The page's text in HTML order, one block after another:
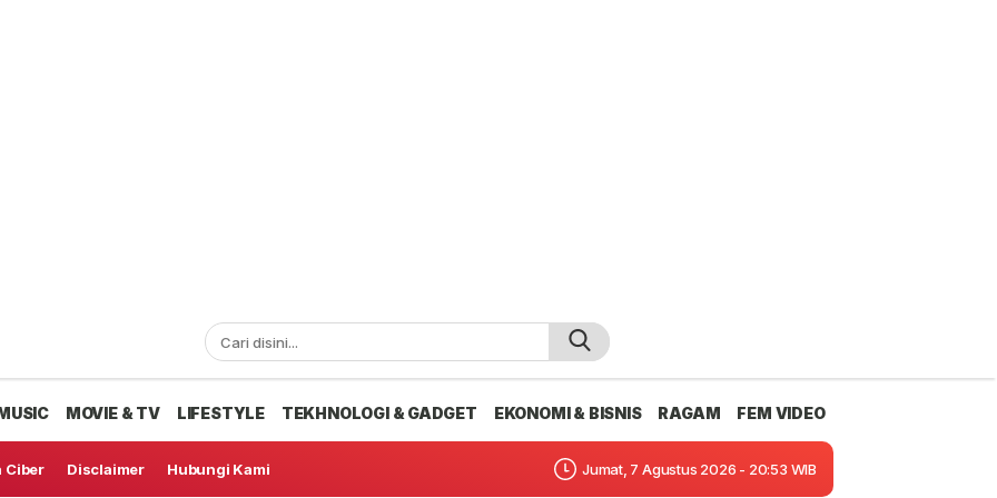
MOVIE & TV LIFESTYLE TEKHNOLOGI & GADGET EKONOMI & BISNIS RAGAM FEM VIDEO
Ciber Disclaimer Hubungi Kami Jumat, 7 Agustus 2026 - 20:53 WIB